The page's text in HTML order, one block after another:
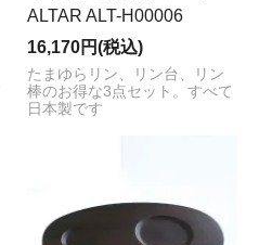
ALTAR ALT-H00006
16,170円(税込)
たまゆらリン、リン台、リン
棒のお得な3点セット。すべて
日本製です